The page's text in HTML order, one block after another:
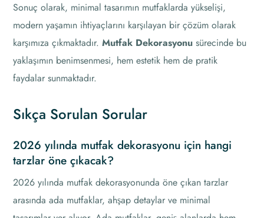
Sonuç olarak, minimal tasarımın mutfaklarda yükselişi,
modern yaşamın ihtiyaçlarını karşılayan bir çözüm olarak
karşımıza çıkmaktadır.Mutfak Dekorasyonu sürecinde bu
yaklaşımın benimsenmesi, hem estetik hem de pratik
faydalar sunmaktadır.
Sıkça Sorulan Sorular
2026 yılında mutfak dekorasyonu için hangi
tarzlar öne çıkacak?
2026 yılında mutfak dekorasyonunda öne çıkan tarzlar
arasında ada mutfaklar, ahşap detaylar ve minimal